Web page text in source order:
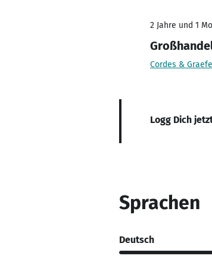
2 Jahre und 1
Cordes &
Logg Dich
Sprachen
Deutsch